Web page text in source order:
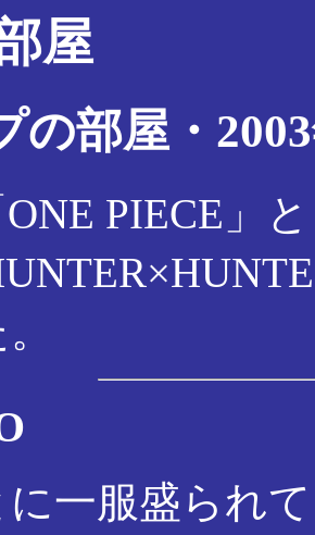
屋
の部屋・
PIECE」
に一服盛られ